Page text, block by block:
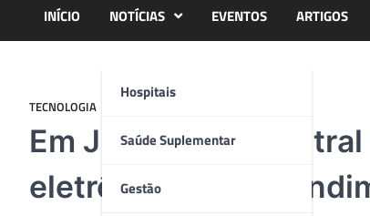
INÍCIO NOTÍCIAS
Hospitais
Saúde Suplementar
Gestão
EVENTOS ARTIGOS
TECNOLOGIA
Em Jundiaí, PA
eletrônico para